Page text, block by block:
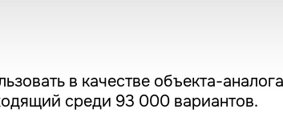
в качестве объекта-
среди 93 000 вариантов.